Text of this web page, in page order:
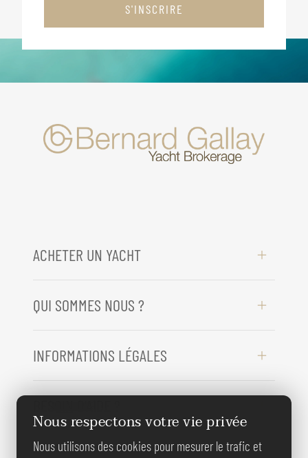
S'INSCRIRE
ACHETER UN YACHT
QUI SOMMES NOUS ?
INFORMATIONS LÉGALES
Nous respectons votre vie privée
Nous utilisons des cookies pour mesurer le trafic et